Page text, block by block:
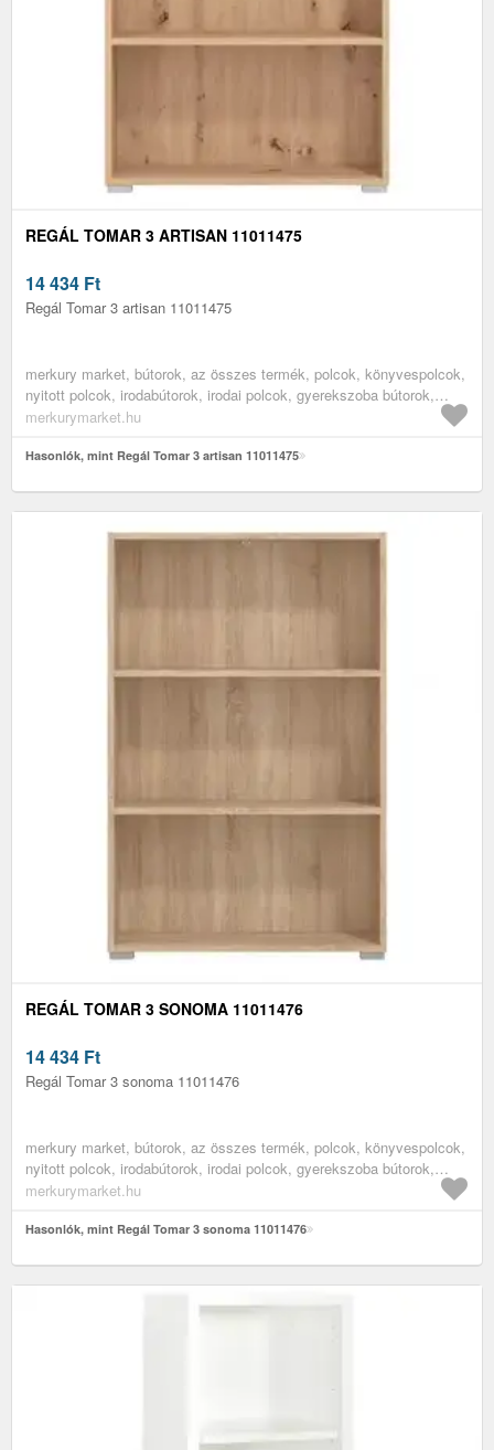
REGÁL TOMAR 3 ARTISAN 11011475
14 434 Ft
Regál Tomar 3 artisan 11011475
merkury market, bútorok, az összes termék, polcok, könyvespolcok,
nyitott polcok, irodabútorok, irodai polcok, gyerekszoba bútorok,
könyves polcok gyerekszobába
merkurymarket.hu
Hasonlók, mint Regál Tomar 3 artisan 11011475
REGÁL TOMAR 3 SONOMA 11011476
14 434 Ft
Regál Tomar 3 sonoma 11011476
merkury market, bútorok, az összes termék, polcok, könyvespolcok,
nyitott polcok, irodabútorok, irodai polcok, gyerekszoba bútorok,
könyves polcok gyerekszobába
merkurymarket.hu
Hasonlók, mint Regál Tomar 3 sonoma 11011476